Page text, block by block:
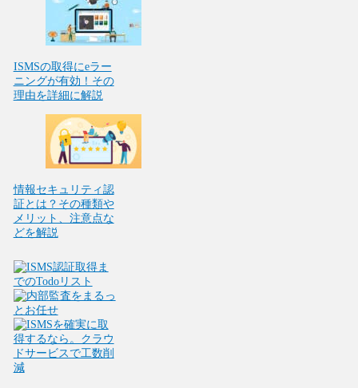
ISMSの取得にeラー
ニングが有効！その
理由を詳細に解説
情報セキュリティ認
証とは？その種類や
メリット、注意点な
どを解説